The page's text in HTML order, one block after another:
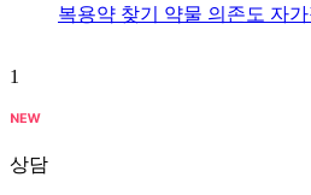
복용약 찾기 약물 의존도 자가
1
상담